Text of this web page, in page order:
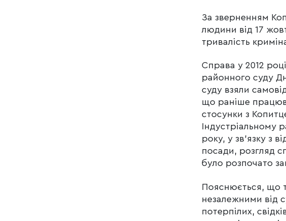
За зверненням
людини від 17
тривалість
Справа у 2012
районного суду
суду взяли
що раніше
стосунки з
Індустріальному
року, у зв’язку з
посади, розгляд
було розпочато
Пояснюється, що
незалежними від
потерпілих,